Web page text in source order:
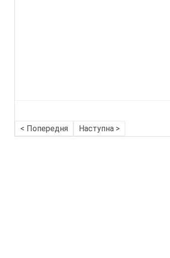
< Попередня Наступна >